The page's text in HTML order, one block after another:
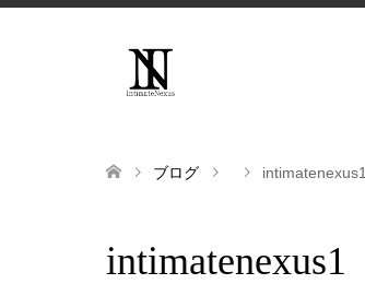
ブログ intimatenexus1
intimatenexus1